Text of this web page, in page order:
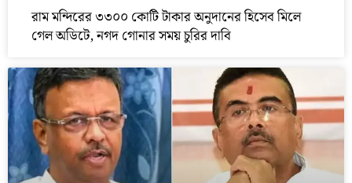
রাম মন্দিরের ৩৩০০ কোটি টাকার অনুদানের হিসেব মিলে
গেল অডিটে, নগদ গোনার সময় চুরির দাবি